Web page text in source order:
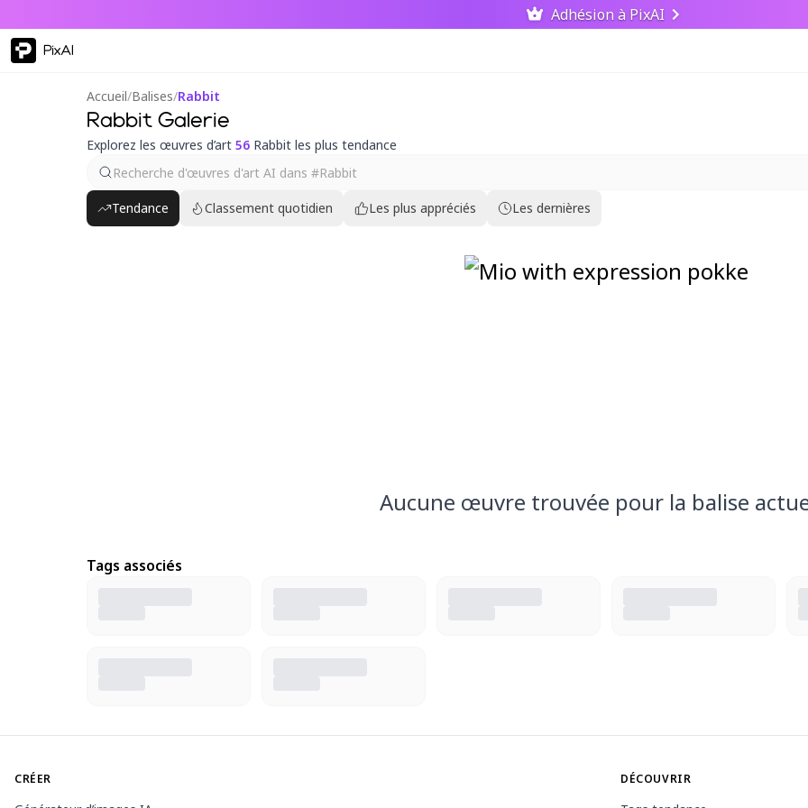
Adhésion à PixAI
PixAI
Accueil/Balises/Rabbit
Rabbit Galerie
Explorez les œuvres d’art 56 Rabbit les plus tendance
Tendance Classement quotidien Les plus appréciés Les dernières
Aucune œuvre trouvée pour la balise
Tags associés
CRÉER DÉCOUVRIR